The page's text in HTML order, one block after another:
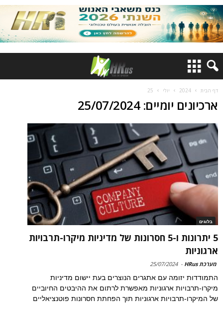
דף הבית 2024 יולי 25
ארכיונים יומיים: 25/07/2024
בלוגים
5 יתרונות ו-5 חסרונות של מדיניות מיקרו-תרבויות
ארגוניות
מערכת HRus -
25/07/2024
התמודדות יזומה עם אתגרים הנוצרים בעת יישום מדיניות
מיקרו-תרבויות ארגוניות מאפשרת לרתום את ההיבטים החיוביים
של המיקרו-תרבויות ארגוניות תוך הפחתת חסרונות פוטנציאליים